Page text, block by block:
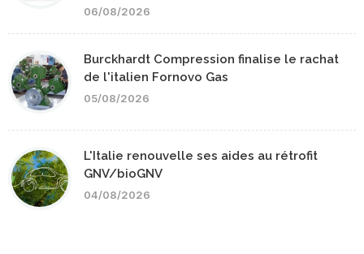
06/08/2026
Burckhardt Compression finalise le rachat
de l'italien Fornovo Gas
05/08/2026
L'Italie renouvelle ses aides au rétrofit
GNV/bioGNV
04/08/2026